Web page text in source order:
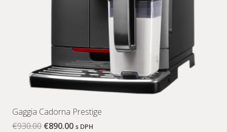
Gaggia Cadorna Prestige
€930.00 €890.00 s DPH